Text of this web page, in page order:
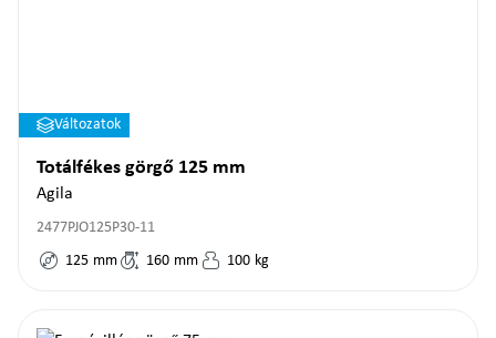
Változatok
Totálfékes görgő 125 mm
Agila
2477PJO125P30-11
125 mm 160 mm 100 kg